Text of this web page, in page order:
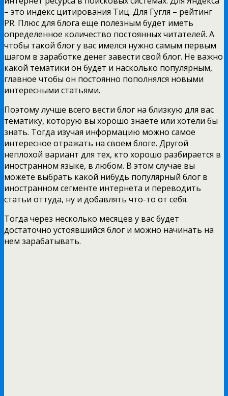
– это индекс цитирования Тиц. Для Гугля – рейтинг
PR. Плюс для блога еще полезным будет иметь
определенное количество постоянных читателей. А
чтобы такой блог у вас имелся нужно самым первым
шагом в заработке денег завести свой блог. Не важно
какой тематики он будет и насколько популярным,
главное чтобы он постоянно пополнялся новыми
интересными статьями.
Поэтому лучше всего вести блог на близкую для вас
тематику, которую вы хорошо знаете или хотели бы
знать. Тогда изучая информацию можно самое
интересное отражать на своем блоге. Другой
неплохой вариант для тех, кто хорошо разбирается в
иностранном языке, в любом. В этом случае вы
можете выбрать какой нибудь популярный блог в
иностранном сегменте интернета и переводить
статьи оттуда, ну и добавлять что-то от себя.
Тогда через несколько месяцев у вас будет
достаточно устоявшийся блог и можно начинать на
нем зарабатывать.